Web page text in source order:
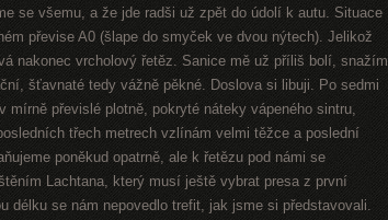
se všemu, a že jde radši už zpět do údolí k autu. Situace
převise A0 (šlape do smyček ve dvou nýtech). Jelikož
nakonec vrcholový řetěz. Sanice mě už příliš bolí, snažím
šťavnaté tedy vážně pěkné. Doslova si libuji. Po sedmi
převislé plotně, pokryté náteky vápeného sintru,
třech metrech vzlínám velmi těžce a poslední
poněkud opatrně, ale k řetězu pod námi se
Lachtana, který musí ještě vybrat presa z první
délku se nám nepovedlo trefit, jak jsme si představovali.